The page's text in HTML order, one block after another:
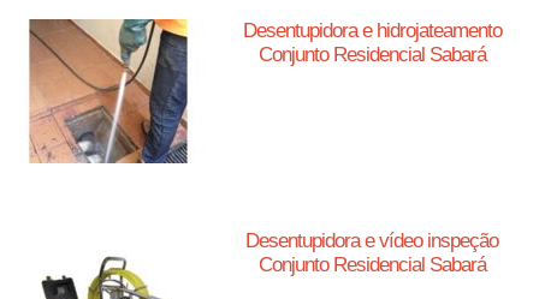
Desentupidora e hidrojateamento
Conjunto Residencial Sabará
Desentupidora e vídeo inspeção
Conjunto Residencial Sabará